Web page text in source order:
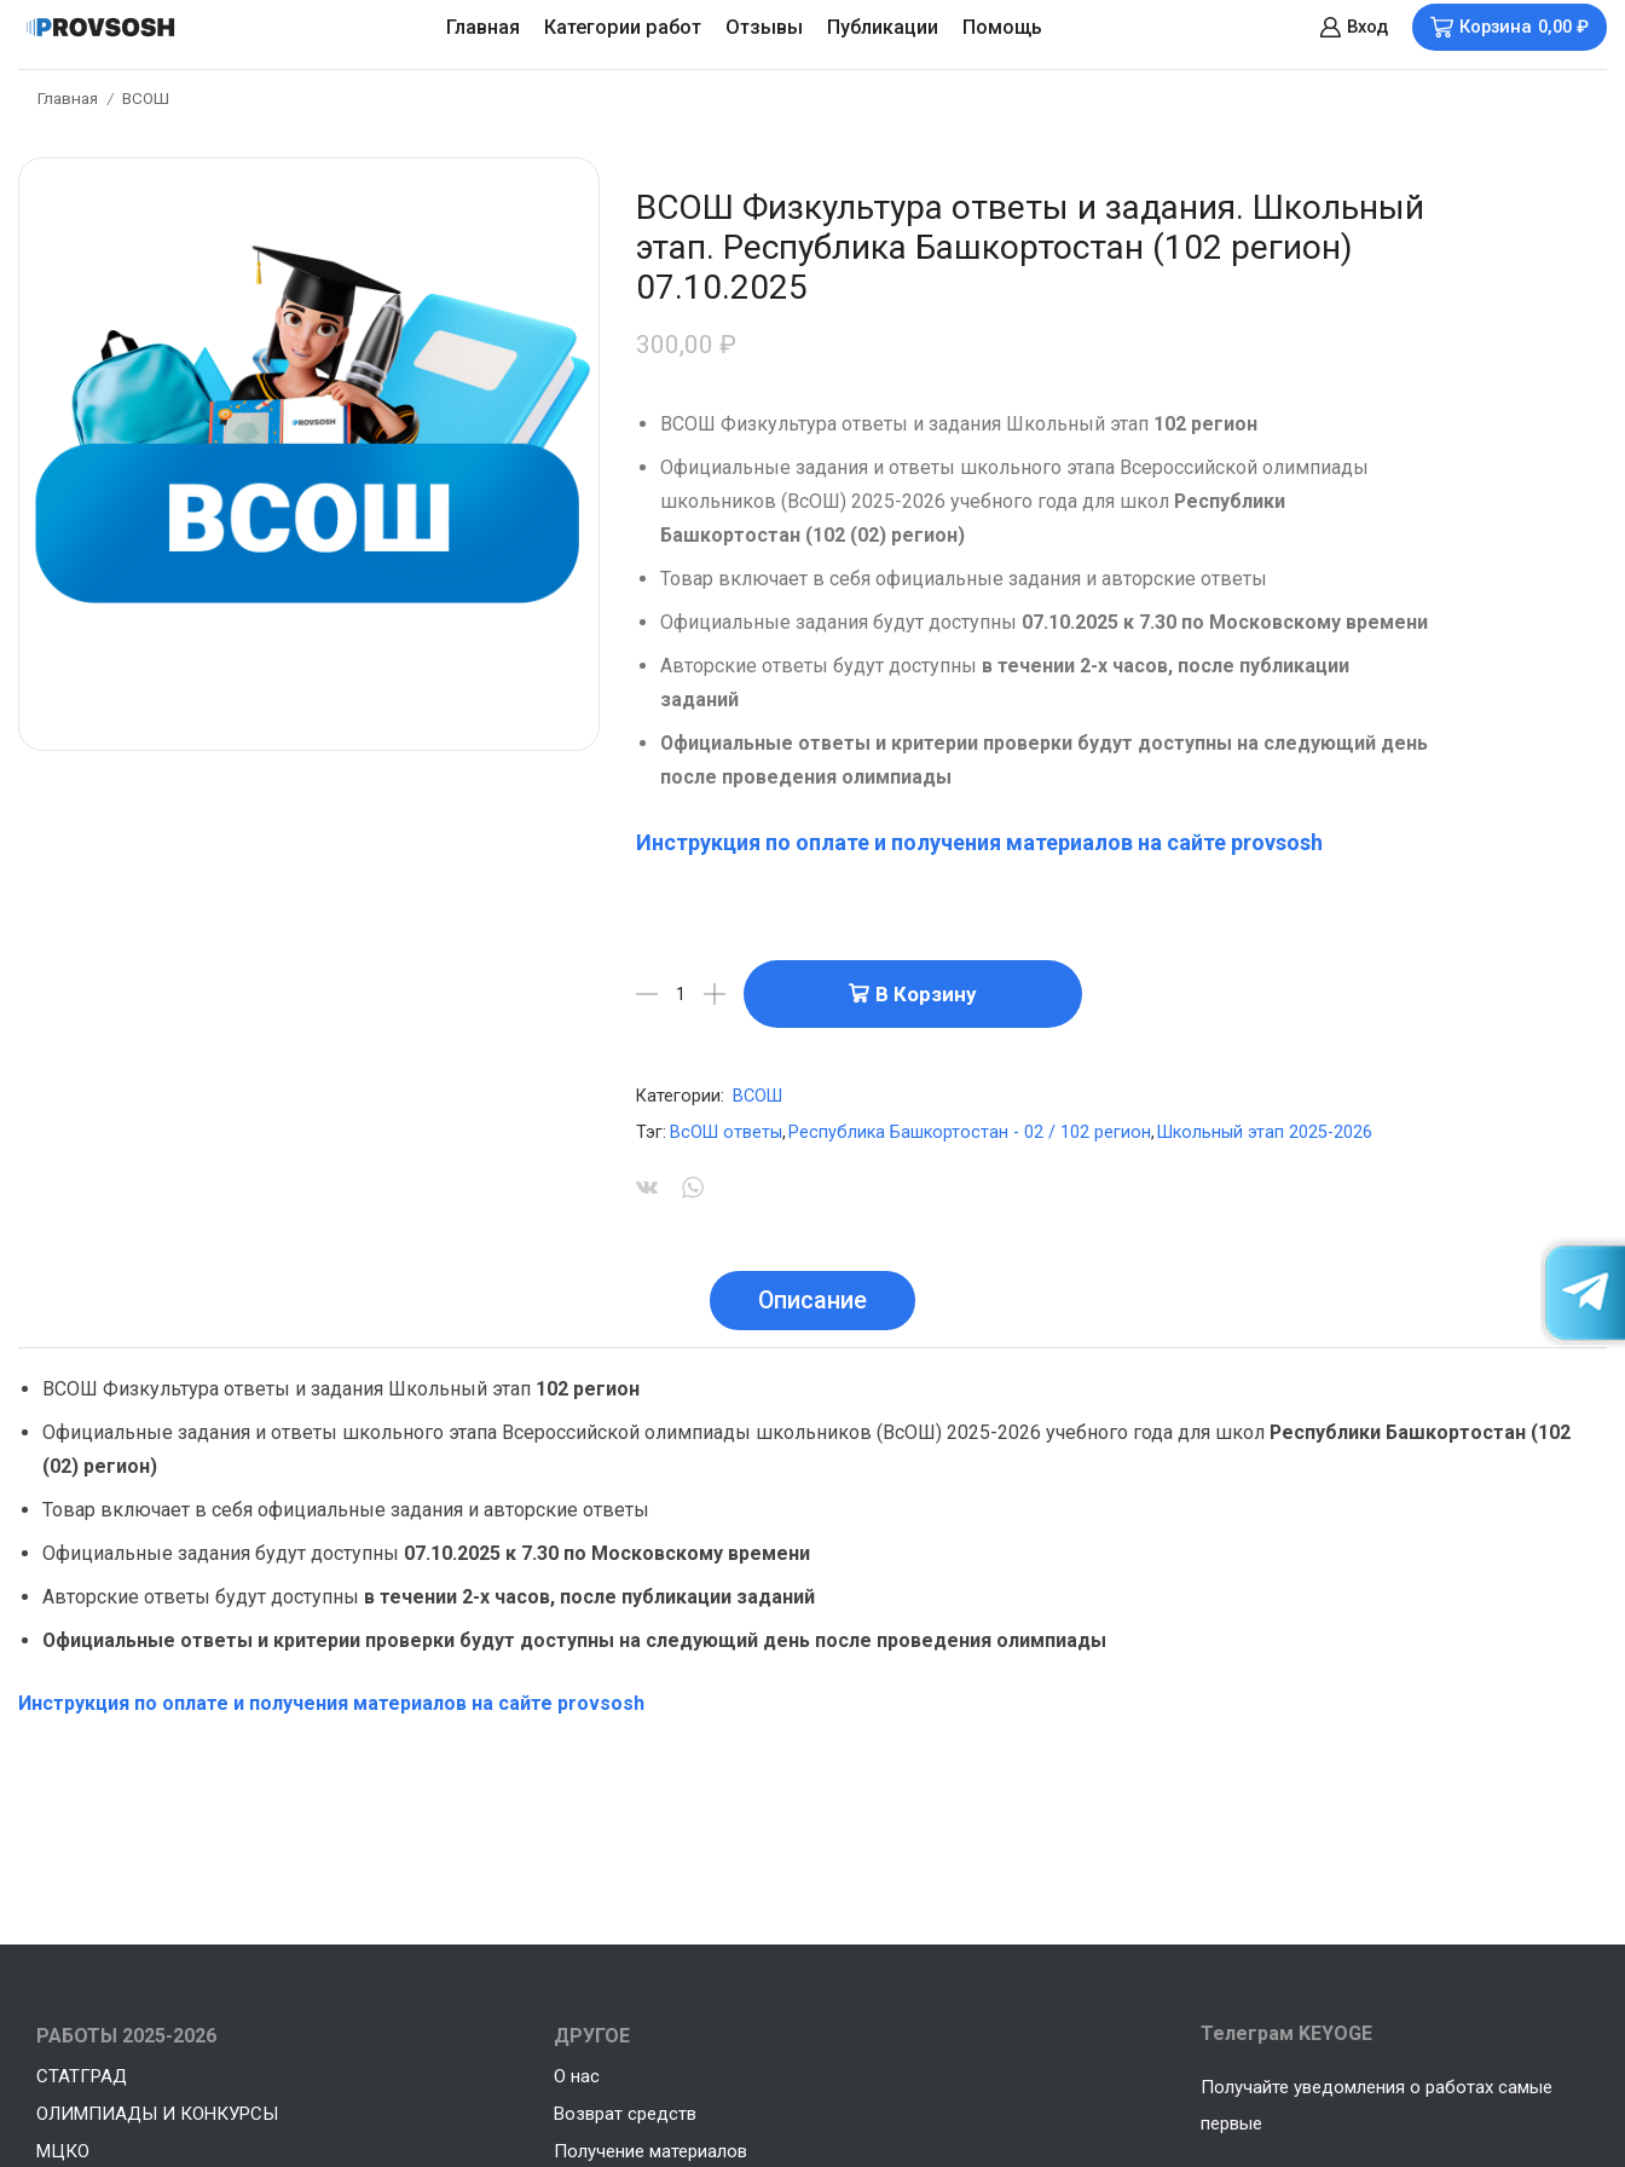
Главная Категории работ Отзывы Публикации Помощь Вход Корзина 0,00 ₽
Главная / ВСОШ
ВСОШ Физкультура ответы и задания. Школьный
этап. Республика Башкортостан (102 регион)
07.10.2025
300,00 ₽
ВСОШ Физкультура ответы и задания Школьный этап 102 регион
Официальные задания и ответы школьного этапа Всероссийской олимпиады
школьников (ВсОШ) 2025-2026 учебного года для школ Республики
Башкортостан (102 (02) регион)
Товар включает в себя официальные задания и авторские ответы
Официальные задания будут доступны 07.10.2025 к 7.30 по Московскому времени
Авторские ответы будут доступны в течении 2-х часов, после публикации
заданий
Официальные ответы и критерии проверки будут доступны на следующий день
после проведения олимпиады
Инструкция по оплате и получения материалов на сайте provsosh
В Корзину
Категории: ВСОШ
Тэг: ВсОШ ответы, Республика Башкортостан - 02 / 102 регион, Школьный этап 2025-2026
Описание
ВСОШ Физкультура ответы и задания Школьный этап 102 регион
Официальные задания и ответы школьного этапа Всероссийской олимпиады школьников (ВсОШ) 2025-2026 учебного года для школ Республики Башкортостан (102
(02) регион)
Товар включает в себя официальные задания и авторские ответы
Официальные задания будут доступны 07.10.2025 к 7.30 по Московскому времени
Авторские ответы будут доступны в течении 2-х часов, после публикации заданий
Официальные ответы и критерии проверки будут доступны на следующий день после проведения олимпиады
Инструкция по оплате и получения материалов на сайте provsosh
РАБОТЫ 2025-2026
СТАТГРАД
ОЛИМПИАДЫ И КОНКУРСЫ
МЦКО
ДРУГОЕ
О нас
Возврат средств
Получение материалов
Телеграм KEYOGE
Получайте уведомления о работах самые
первые